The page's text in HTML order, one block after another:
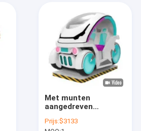
Met munten
aangedreven
Dynamische muziek
Prijs:$3133